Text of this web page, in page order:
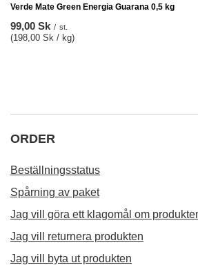
Set Yerba Verde Mate 500g 0,5kg Kalebass Drive